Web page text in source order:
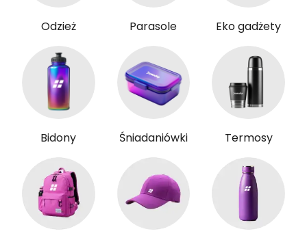
Odzież Parasole Eko gadżety
Bidony Śniadaniówki Termosy